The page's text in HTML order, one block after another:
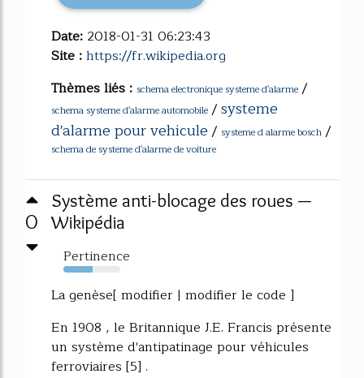
Date: 2018-01-31 06:23:43
Site :https://fr.wikipedia.org
Thèmes liés : schema electronique systeme d'alarme /
schema systeme d'alarme automobile /systeme
d'alarme pour vehicule/ systeme d alarme bosch /
schema de systeme d'alarme de voiture
0
Système anti-blocage des roues —
Wikipédia
Pertinence
51%
La genèse[ modifier | modifier le code ]
En 1908 , le Britannique J.E. Francis présente
un système d'antipatinage pour véhicules
ferroviaires [5] .